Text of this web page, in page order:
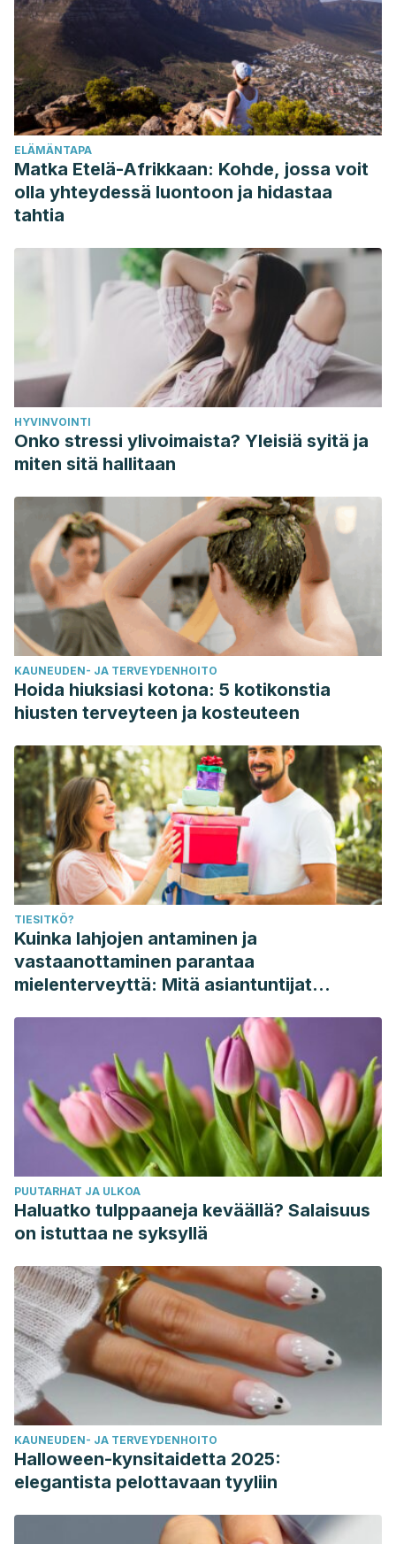
2556.
Creswell JD, Welch WT, Taylor SE, Sherman DK,
Gruenewald TL, Mann T. Affirmation of personal values
buffers neuroendocrine and psychological stress
responses. Psychol Sci. 2005; 16: 846–851.
Emmons R, Mccullough M. Counting blessings versus
burdens: an experimental investigation of gratitude and
subjective well-being in daily life. Journal of Personality
and Social Psychology. 2003; 84(2): 377–389.
A meta-analytic review. Pers Soc Psychol Rev. 2006; 10(3):
Rasmussen HN, Scheier MF, Greenhouse JB. Optimism
and physical health: A meta-analytic review. Ann Behav
Med. 2009; 37(3): 239–256.
Shankland R. Los poderes de la gratitud. Barcelona:
Plataforma Editorial, 2018.
Segerstrom S, Taylor S, Kemeny M, Fahey J. Optimism
is associated with mood, coping and immune change in
Sherman DK, Bunyan DP, Creswell JD, Jaremka LM.
Psychological vulnerability and stress: The effects of self-
affirmation on sympathetic nervous system responses to
naturalistic stressors. Health Psychol. 2009; 28: 554–562.
Sheldon K, Kashdan T, Steger M (Eds.). Designing positive
psychology: Taking stock and moving forward. Oxford
University Press,
2011. https://doi.org/10.1093/acprof:oso/
Steptoe A, Wright C, Kunz-Ebrecht SR, Iliffe S.
Dispositional optimism and health behavior in community-
dwelling older people: Associations with healthy aging. Br J
Health Psychol. 2006; 11: 71–84.
Taylor S, Lerner J, Sherman D, Sage R, McDowell N. Are
self-enhancing cognitions associated with healthy or
unhealthy biological profiles? J Pers Soc Psychol. 2003;
85: 605–615.
ELÄMÄNTAPA
Matka Etelä-Afrikkaan: Kohde, jossa voit
olla yhteydessä luontoon ja hidastaa
tahtia
HYVINVOINTI
Onko stressi ylivoimaista? Yleisiä syitä ja
miten sitä hallitaan
KAUNEUDEN- JA TERVEYDENHOITO
Hoida hiuksiasi kotona: 5 kotikonstia
hiusten terveyteen ja kosteuteen
TIESITKÖ?
Kuinka lahjojen antaminen ja
vastaanottaminen parantaa
mielenterveyttä: Mitä asiantuntijat
PUUTARHAT JA ULKOA
Haluatko tulppaaneja keväällä? Salaisuus
on istuttaa ne syksyllä
KAUNEUDEN- JA TERVEYDENHOITO
Halloween-kynsitaidetta 2025:
elegantista pelottavaan tyyliin